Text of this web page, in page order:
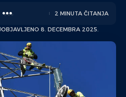
OBJAVLJENO 8. DECEMBRA 2025.
2 MINUTA ČITANJA